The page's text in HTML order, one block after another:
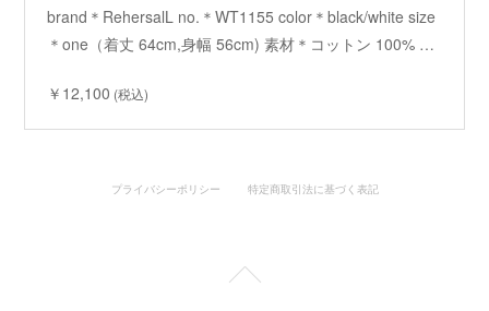
brand＊RehersalL no.＊WT1155 color＊black/white size
＊one（着丈 64cm,身幅 56cm) 素材＊コットン 100% …
￥12,100 (税込)
プライバシーポリシー 特定商取引法に基づく表記